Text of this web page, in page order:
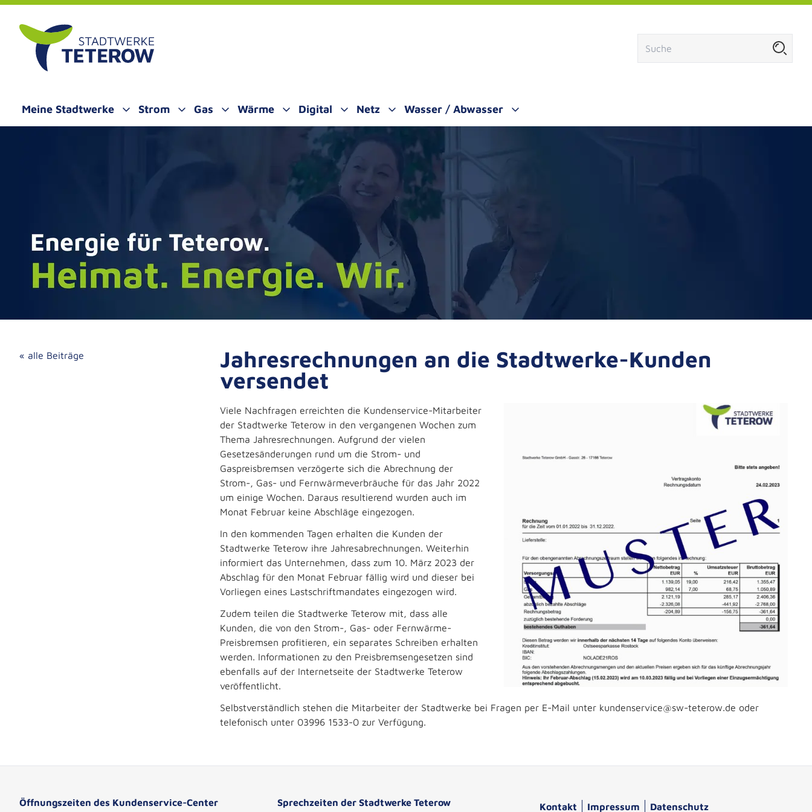
Meine Stadtwerke Strom Gas Wärme Digital Netz Wasser / Abwasser
« alle Beiträge Jahresrechnungen an die Stadtwerke-Kunden
versendet
Viele Nachfragen erreichten die Kundenservice-Mitarbeiter
der Stadtwerke Teterow in den vergangenen Wochen zum
Thema Jahresrechnungen. Aufgrund der vielen
Gesetzesänderungen rund um die Strom- und
Gaspreisbremsen verzögerte sich die Abrechnung der
Strom-, Gas- und Fernwärmeverbräuche für das Jahr 2022
um einige Wochen. Daraus resultierend wurden auch im
Monat Februar keine Abschläge eingezogen.
In den kommenden Tagen erhalten die Kunden der
Stadtwerke Teterow ihre Jahresabrechnungen. Weiterhin
informiert das Unternehmen, dass zum 10. März 2023 der
Abschlag für den Monat Februar fällig wird und dieser bei
Vorliegen eines Lastschriftmandates eingezogen wird.
Zudem teilen die Stadtwerke Teterow mit, dass alle
Kunden, die von den Strom-, Gas- oder Fernwärme-
Preisbremsen profitieren, ein separates Schreiben erhalten
werden. Informationen zu den Preisbremsengesetzen sind
ebenfalls auf der Internetseite der Stadtwerke Teterow
veröffentlicht.
Selbstverständlich stehen die Mitarbeiter der Stadtwerke bei Fragen per E-Mail unter kundenservice@sw-teterow.de oder
telefonisch unter 03996 1533-0 zur Verfügung.
Öffnungszeiten des Kundenservice-Center
Sprechzeiten der Stadtwerke Teterow
Kontakt Impressum Datenschutz